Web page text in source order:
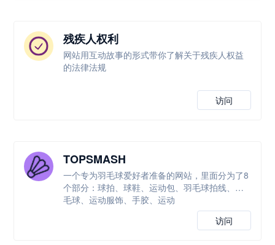
残疾人权利
网站用互动故事的形式带你了解关于残疾人权益
的法律法规
访问
TOPSMASH
一个专为羽毛球爱好者准备的网站，里面分为了8
个部分：球拍、球鞋、运动包、羽毛球拍线、羽
毛球、运动服饰、手胶、运动
访问